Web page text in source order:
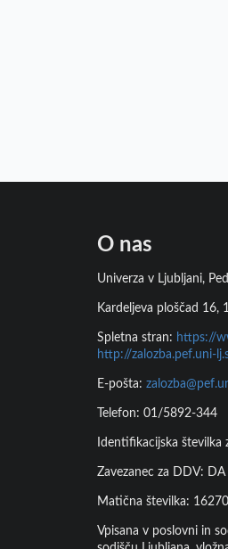
O nas
Univerza v Ljubljani,
Kardeljeva ploščad 16,
Spletna stran: https://
http://zalozba.pef.uni-
E-pošta:
Telefon: 01/5892-344
Identifikacijska
Zavezanec za DDV: DA
Matična številka:
Vpisana v poslovni in